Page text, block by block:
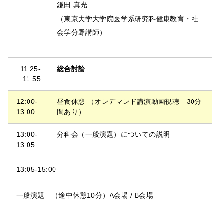
鎌田 真光
（東京大学大学院医学系研究科健康教育・社
会学分野講師）
11:25-
11:55
総合討論
12:00-
13:00
昼食休憩 （オンデマンド講演動画視聴 30分
間あり）
13:00-
13:05
分科会（一般演題）についての説明
13:05-15:00
一般演題 （途中休憩10分）A会場 / B会場